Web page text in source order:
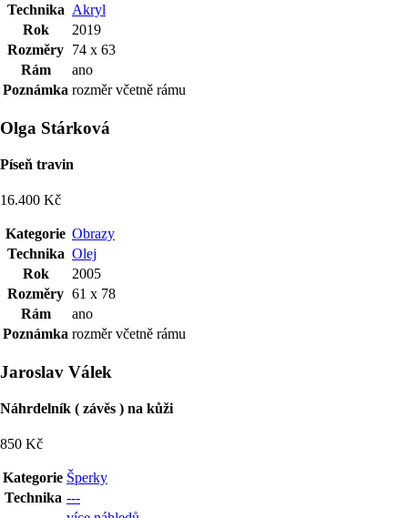
Technika Akryl
Rok
2019
Rozměry 74 x 63
Rám
ano
Poznámka rozměr včetně rámu
Olga Stárková
Píseň travin
16.400 Kč
Kategorie Obrazy
Technika Olej
Rok
2005
Rozměry 61 x 78
Rám
ano
Poznámka rozměr včetně rámu
Jaroslav Válek
Náhrdelník ( závěs ) na kůži
850 Kč
Kategorie Šperky
Technika ---